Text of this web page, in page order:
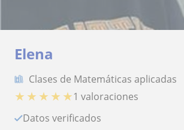
Elena
Clases de Matemáticas aplicadas
★ ★ ★ ★ ★1 valoraciones
Datos verificados